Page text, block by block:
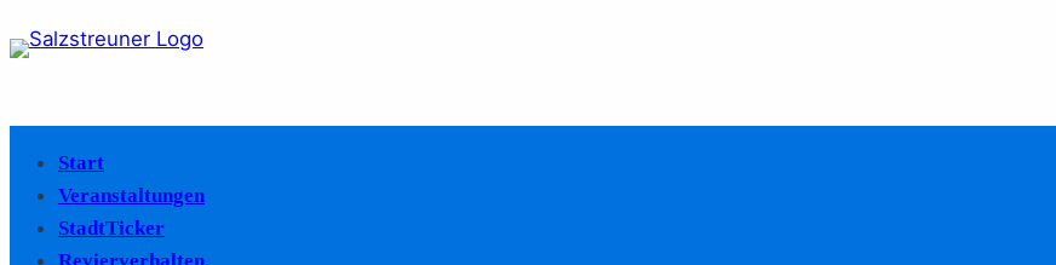
Start
Veranstaltungen
StadtTicker